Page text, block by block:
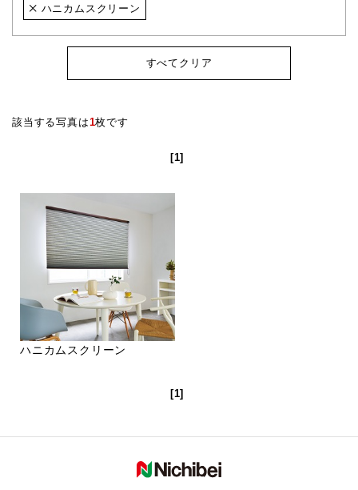
ハニカムスクリーン
すべてクリア
該当する写真は1枚です
[1]
ハニカムスクリーン
[1]